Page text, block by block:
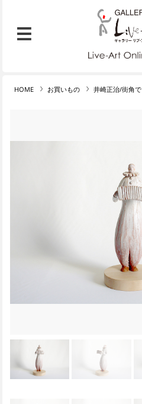
HOME お買いもの 井崎正治/街角で